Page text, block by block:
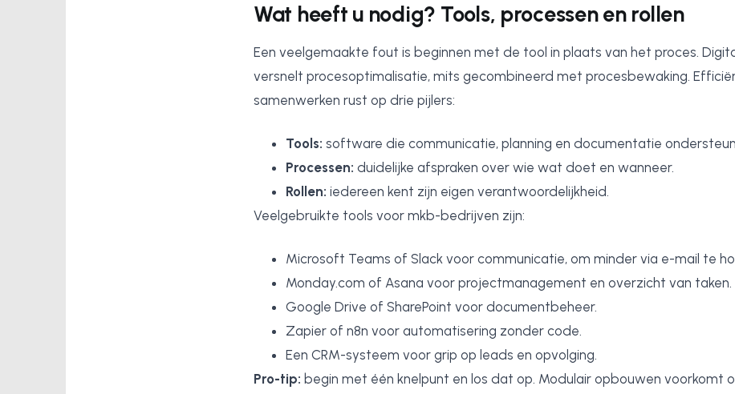
Wat heeft u nodig? Tools, processen en rollen
Een veelgemaakte fout is beginnen met de tool in plaats van het proces.
versnelt procesoptimalisatie, mits gecombineerd met procesbewaking.
samenwerken rust op drie pijlers:
Tools: software die communicatie, planning en documentatie
Processen: duidelijke afspraken over wie wat doet en wanneer.
Rollen: iedereen kent zijn eigen verantwoordelijkheid.
Veelgebruikte tools voor mkb-bedrijven zijn:
Microsoft Teams of Slack voor communicatie, om minder via e-mail te
Monday.com of Asana voor projectmanagement en overzicht van taken.
Google Drive of SharePoint voor documentbeheer.
Zapier of n8n voor automatisering zonder code.
Een CRM-systeem voor grip op leads en opvolging.
Pro-tip: begin met één knelpunt en los dat op. Modulair opbouwen voorkomt